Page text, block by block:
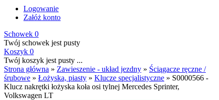
Logowanie
Załóż konto
Schowek 0
Twój schowek jest pusty
Koszyk 0
Twój koszyk jest pusty ...
Strona główna » Zawieszenie - układ jezdny » Ściągacze ręczne /
śrubowe » Łożyska, piasty » Klucze specjalistyczne » S0000566 -
Klucz nakrętki łożyska koła osi tylnej Mercedes Sprinter,
Volkswagen LT